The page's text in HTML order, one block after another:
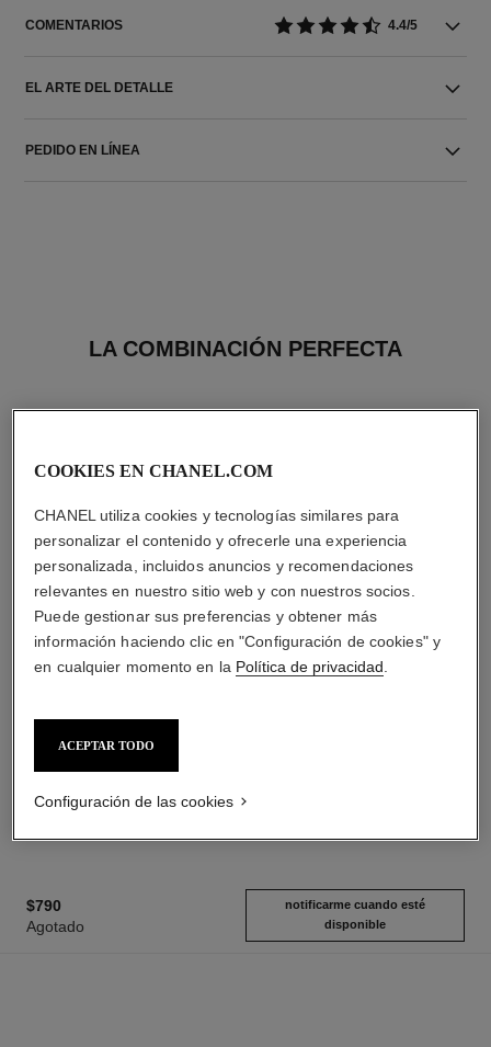
COMENTARIOS 4.4/5
EL ARTE DEL DETALLE
PEDIDO EN LÍNEA
LA COMBINACIÓN PERFECTA
Crema para el Cuerpo
$2,340*
$790
Agotado
notificarme cuando esté
disponible
COOKIES EN CHANEL.COM
CHANEL utiliza cookies y tecnologías similares para
personalizar el contenido y ofrecerle una experiencia
personalizada, incluidos anuncios y recomendaciones
relevantes en nuestro sitio web y con nuestros socios.
Puede gestionar sus preferencias y obtener más
información haciendo clic en "Configuración de cookies" y
en cualquier momento en la Política de privacidad
ACEPTAR TODO
Configuración de las cookies